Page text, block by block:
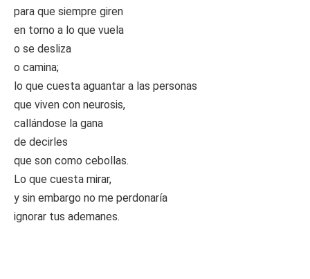
para que siempre giren
en torno a lo que vuela
o se desliza
o camina;
lo que cuesta aguantar a las personas
que viven con neurosis,
callándose la gana
de decirles
que son como cebollas.
Lo que cuesta mirar,
y sin embargo no me perdonaría
ignorar tus ademanes.